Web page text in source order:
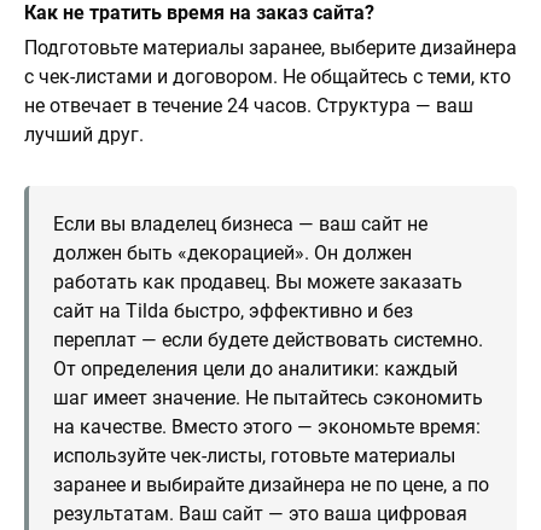
Как не тратить время на заказ сайта?
Подготовьте материалы заранее, выберите дизайнера
с чек-листами и договором. Не общайтесь с теми, кто
не отвечает в течение 24 часов. Структура — ваш
лучший друг.
Если вы владелец бизнеса — ваш сайт не
должен быть «декорацией». Он должен
работать как продавец. Вы можете заказать
сайт на Tilda быстро, эффективно и без
переплат — если будете действовать системно.
От определения цели до аналитики: каждый
шаг имеет значение. Не пытайтесь сэкономить
на качестве. Вместо этого — экономьте время:
используйте чек-листы, готовьте материалы
заранее и выбирайте дизайнера не по цене, а по
результатам. Ваш сайт — это ваша цифровая